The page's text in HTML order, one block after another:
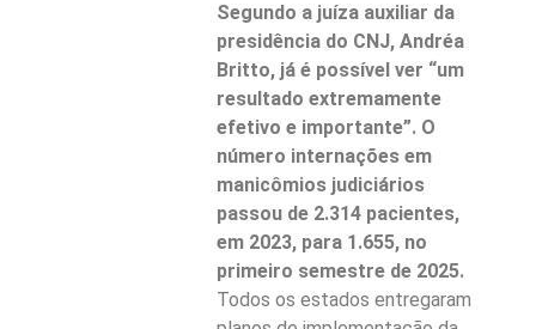
Segundo a juíza auxiliar da
presidência do CNJ, Andréa
Britto, já é possível ver “um
resultado extremamente
efetivo e importante”. O
número internações em
manicômios judiciários
passou de 2.314 pacientes,
em 2023, para 1.655, no
primeiro semestre de 2025.
Todos os estados entregaram